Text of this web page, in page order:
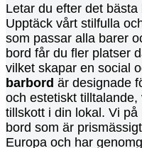
Letar du efter det
Upptäck vårt stilfulla
som passar alla barer
bord får du fler platser
vilket skapar en social
barbord är designade
och estetiskt
tillskott i din lokal. Vi
bord som är
Europa och har